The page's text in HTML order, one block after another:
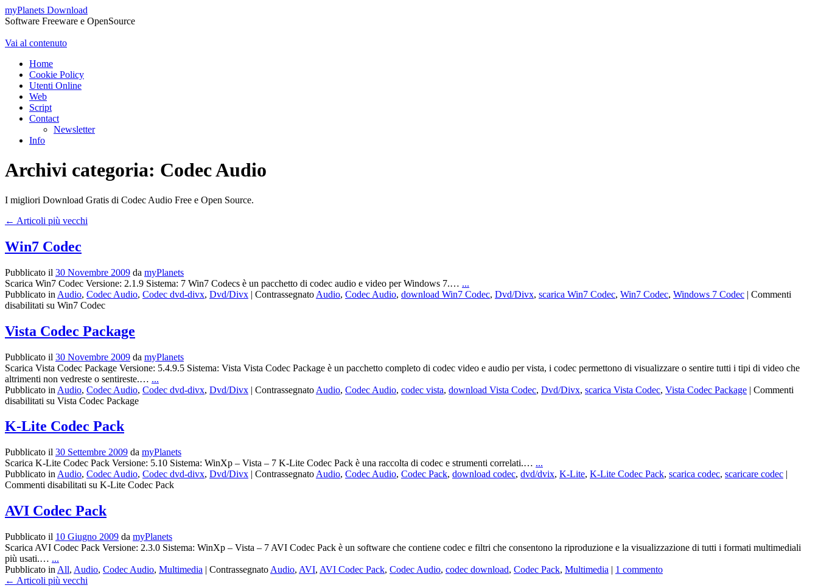
myPlanets Download
Software Freeware e OpenSource
Vai al contenuto
Home
Cookie Policy
Utenti Online
Web
Script
Contact
Newsletter
Info
Archivi categoria: Codec Audio
I migliori Download Gratis di Codec Audio Free e Open Source.
← Articoli più vecchi
Win7 Codec
Pubblicato il 30 Novembre 2009 da myPlanets
Scarica Win7 Codec Versione: 2.1.9 Sistema: 7 Win7 Codecs è un pacchetto di codec audio e video per Windows 7.… ...
Pubblicato in Audio, Codec Audio, Codec dvd-divx, Dvd/Divx | Contrassegnato Audio, Codec Audio, download Win7 Codec, Dvd/Divx, scarica Win7 Codec, Win7 Codec, Windows 7 Codec | Commenti
disabilitati su Win7 Codec
Vista Codec Package
Pubblicato il 30 Novembre 2009 da myPlanets
Scarica Vista Codec Package Versione: 5.4.9.5 Sistema: Vista Vista Codec Package è un pacchetto completo di codec video e audio per vista, i codec permettono di visualizzare o sentire tutti i tipi di video che
altrimenti non vedreste o sentireste.… ...
Pubblicato in Audio, Codec Audio, Codec dvd-divx, Dvd/Divx | Contrassegnato Audio, Codec Audio, codec vista, download Vista Codec, Dvd/Divx, scarica Vista Codec, Vista Codec Package | Commenti
disabilitati su Vista Codec Package
K-Lite Codec Pack
Pubblicato il 30 Settembre 2009 da myPlanets
Scarica K-Lite Codec Pack Versione: 5.10 Sistema: WinXp – Vista – 7 K-Lite Codec Pack è una raccolta di codec e strumenti correlati.… ...
Pubblicato in Audio, Codec Audio, Codec dvd-divx, Dvd/Divx | Contrassegnato Audio, Codec Audio, Codec Pack, download codec, dvd/dvix, K-Lite, K-Lite Codec Pack, scarica codec, scaricare codec |
Commenti disabilitati su K-Lite Codec Pack
AVI Codec Pack
Pubblicato il 10 Giugno 2009 da myPlanets
Scarica AVI Codec Pack Versione: 2.3.0 Sistema: WinXp – Vista – 7 AVI Codec Pack è un software che contiene codec e filtri che consentono la riproduzione e la visualizzazione di tutti i formati multimediali
più usati.… ...
Pubblicato in All, Audio, Codec Audio, Multimedia | Contrassegnato Audio, AVI, AVI Codec Pack, Codec Audio, codec download, Codec Pack, Multimedia | 1 commento
← Articoli più vecchi